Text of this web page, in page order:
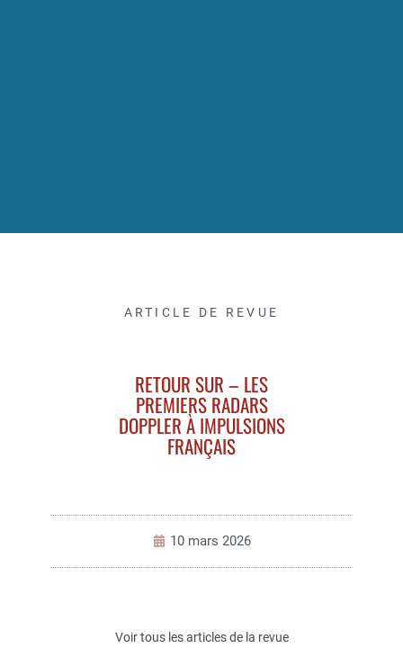
ARTICLE DE REVUE
RETOUR SUR – LES
PREMIERS RADARS
DOPPLER À IMPULSIONS
FRANÇAIS
10 mars 2026
Voir tous les articles de la revue